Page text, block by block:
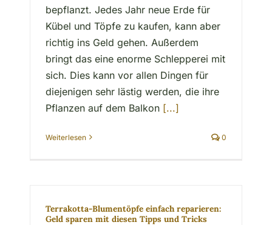
bepflanzt. Jedes Jahr neue Erde für
Kübel und Töpfe zu kaufen, kann aber
richtig ins Geld gehen. Außerdem
bringt das eine enorme Schlepperei mit
sich. Dies kann vor allen Dingen für
diejenigen sehr lästig werden, die ihre
Pflanzen auf dem Balkon [...]
Weiterlesen 0
Terrakotta-Blumentöpfe einfach reparieren:
Geld sparen mit diesen Tipps und Tricks